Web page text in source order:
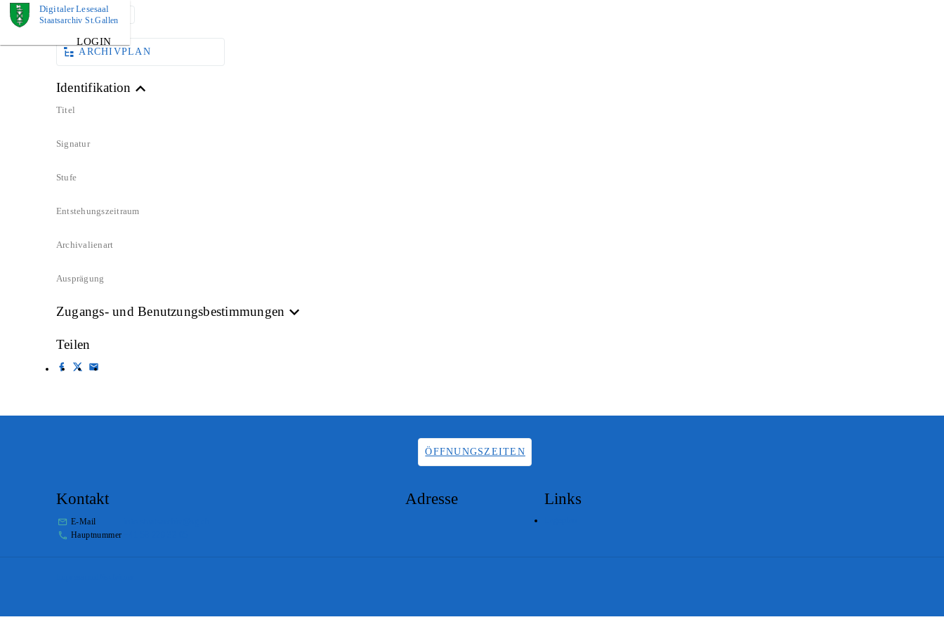
Digitaler Lesesaal
Staatsarchiv St.Gallen
LOGIN
DOKUMENT
ARCHIVPLAN
Identifikation
Titel
Signatur
Stufe
Entstehungszeitraum
Archivalienart
Ausprägung
Zugangs- und Benutzungsbestimmungen
Teilen
ÖFFNUNGSZEITEN
Kontakt
E-Mail
Hauptnummer
Adresse Links